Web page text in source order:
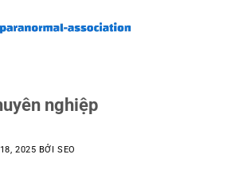
nghiệp
2025 BỞISEO